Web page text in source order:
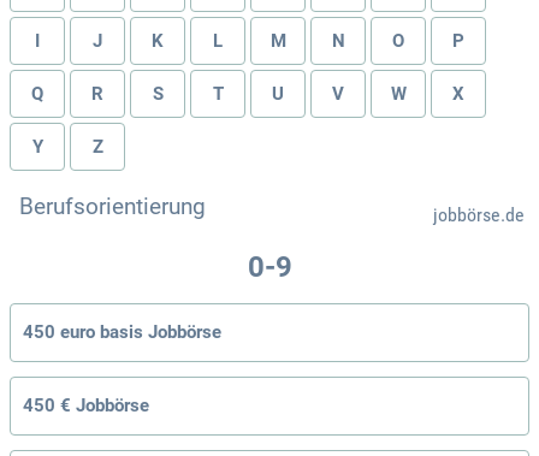
I J K L M N O P
Q R S T U V W X
Y Z
Berufsorientierung jobbörse.de
0-9
450 euro basis Jobbörse
450 € Jobbörse